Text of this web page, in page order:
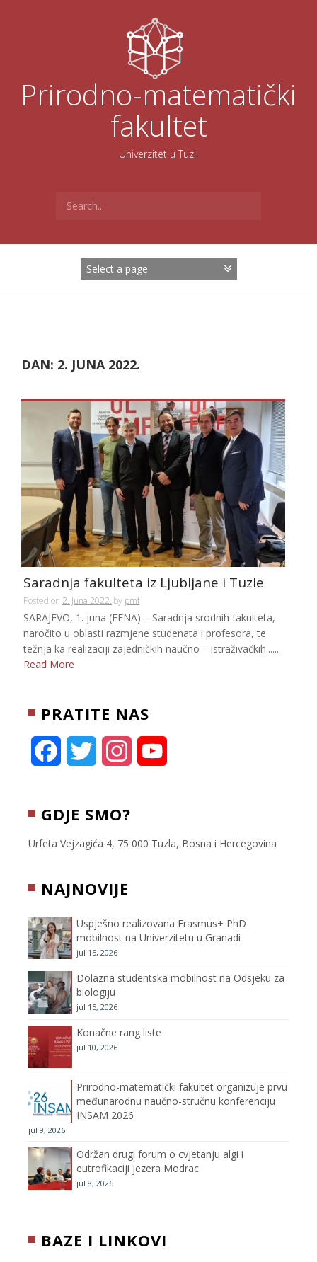
Prirodno-matematički
fakultet
Univerzitet u Tuzli
for:
DAN: 2. JUNA 2022.
Saradnja fakulteta iz Ljubljane i Tuzle
Posted on 2. Juna 2022. by pmf
SARAJEVO, 1. juna (FENA) – Saradnja srodnih fakulteta,
naročito u oblasti razmjene studenata i profesora, te
težnja ka realizaciji zajedničkih naučno – istraživačkih......
Read More
PRATITE NAS
c
e
o
o
k
i
t
e
r
t
r
T
e
e
GDJE SMO?
Urfeta Vejzagića 4, 75 000 Tuzla, Bosna i Hercegovina
NAJNOVIJE
Uspješno realizovana Erasmus+ PhD
mobilnost na Univerzitetu u Granadi
jul 15, 2026
Dolazna studentska mobilnost na Odsjeku za
biologiju
jul 15, 2026
Konačne rang liste
jul 10, 2026
Prirodno-matematički fakultet organizuje prvu
međunarodnu naučno-stručnu konferenciju
INSAM 2026
jul 9, 2026
Održan drugi forum o cvjetanju algi i
eutrofikaciji jezera Modrac
jul 8, 2026
BAZE I LINKOVI